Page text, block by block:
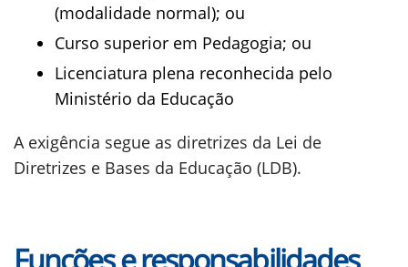
(modalidade normal); ou
Curso superior em Pedagogia; ou
Licenciatura plena reconhecida pelo
Ministério da Educação
A exigência segue as diretrizes da Lei de
Diretrizes e Bases da Educação (LDB).